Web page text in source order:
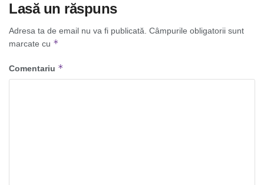
Lasă un răspuns
Adresa ta de email nu va fi publicată. Câmpurile obligatorii sunt
marcate cu *
Comentariu *